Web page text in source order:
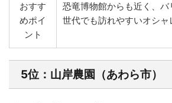
おすす
めポイ
ント
恐竜博物館からも近く、
世代でも訪れやすいオシャ
5位：山岸農園（あわら市）